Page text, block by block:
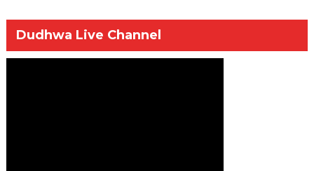
Dudhwa Live Channel